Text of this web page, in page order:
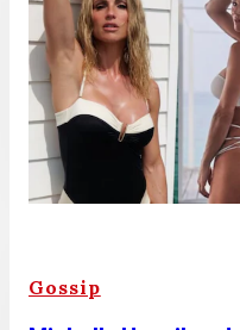
Gossip